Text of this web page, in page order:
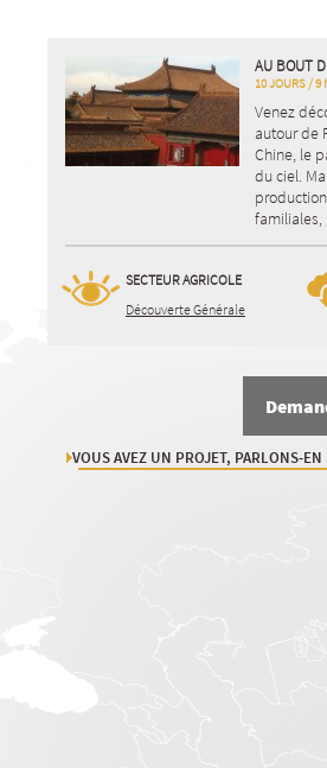
AU BOUT
10 JOURS / 9
Venez
autour de
Chine, le
du ciel.
SECTEUR AGRICOLE
Découverte Générale
VOUS AVEZ UN PROJET, PARLONS-